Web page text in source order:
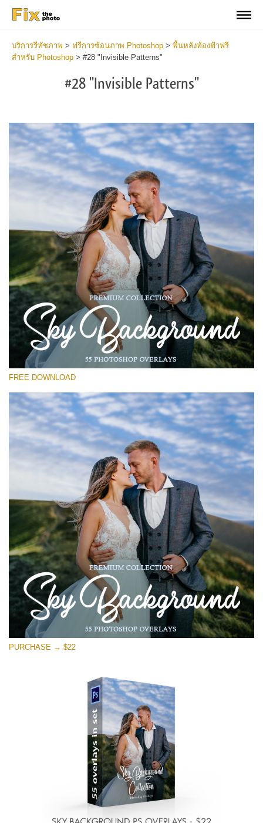
บริการรีทัชภาพ > ฟรีการซ้อนภาพ Photoshop > พื้นหลังท้องฟ้าฟรี
สำหรับ Photoshop > #28 "Invisible Patterns"
#28 "Invisible Patterns"
โปรดเลือก
Free Photoshop Overlay #28
Small 800*533px
Sky Background
(55 Overlays)
4 Seasons (411 Overlays)
Large 6000*4000px
Entire Collection
Large 6000*4000px
ดาวน์โหลดฟรี
FREE DOWNLOAD
PURCHASE → $22